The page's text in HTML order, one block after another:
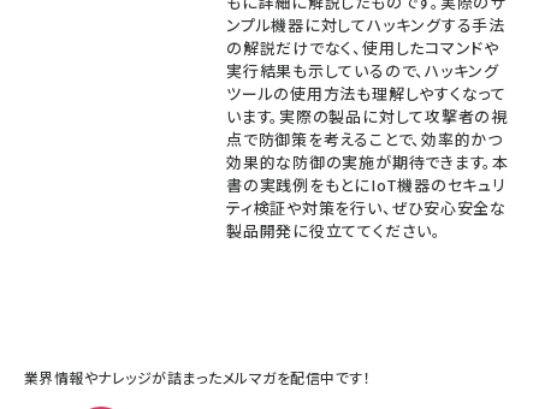
ンプル機器に対してハッキングする手法
の解説だけでなく、使用したコマンドや
実行結果も示しているので、ハッキング
ツールの使用方法も理解しやすくなって
います。実際の製品に対して攻撃者の視
点で防御策を考えることで、効率的かつ
効果的な防御の実施が期待できます。本
書の実践例をもとにIoT機器のセキュリ
ティ検証や対策を行い、ぜひ安心安全な
製品開発に役立ててください。
業界情報やナレッジが詰まったメルマガを配信中です！